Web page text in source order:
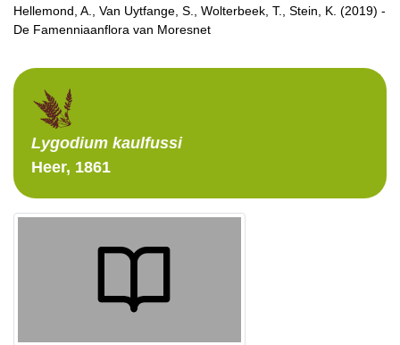
Hellemond, A., Van Uytfange, S., Wolterbeek, T., Stein, K. (2019) -
De Famenniaanflora van Moresnet
Lygodium kaulfussi
Heer, 1861